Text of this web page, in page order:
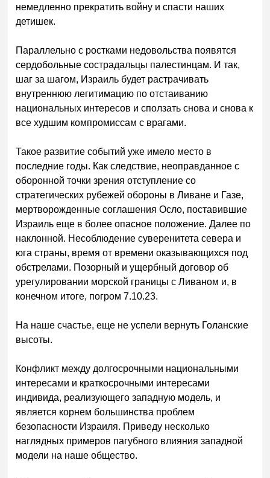
немедленно прекратить войну и спасти наших
детишек.
Параллельно с ростками недовольства появятся
сердобольные сострадальцы палестинцам. И так,
шаг за шагом, Израиль будет растрачивать
внутреннюю легитимацию по отстаиванию
национальных интересов и сползать снова и снова к
все худшим компромиссам с врагами.
Такое развитие событий уже имело место в
последние годы. Как следствие, неоправданное с
оборонной точки зрения отступление со
стратегических рубежей обороны в Ливане и Газе,
мертворожденные соглашения Осло, поставившие
Израиль еще в более опасное положение. Далее по
наклонной. Несоблюдение суверенитета севера и
юга страны, время от времени оказывающихся под
обстрелами. Позорный и ущербный договор об
урегулировании морской границы с Ливаном и, в
конечном итоге, погром 7.10.23.
На наше счастье, еще не успели вернуть Голанские
высоты.
Конфликт между долгосрочными национальными
интересами и краткосрочными интересами
индивида, реализующего западную модель, и
является корнем большинства проблем
безопасности Израиля. Приведу несколько
наглядных примеров пагубного влияния западной
модели на наше общество.